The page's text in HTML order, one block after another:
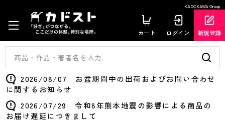
KADOKAWA Group
カート ログイン 新規登録
2026/08/07 お盆期間中の出荷およびお問い合わせ
に関するお知らせ
2026/07/29 令和8年熊本地震の影響による商品の
お届け遅延につきまして